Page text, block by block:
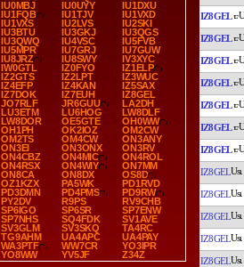
IU0MBJ
IU0UYY
IU1DXU
IU1FQB
IU1TJV
IU1VXD
IU1VXS
IU2LVS
IU2SKI
IU3BTU
IU3GKJ
IU3QGS
IU3QWQ
IU4VSC
IU5FVB
IU5MPR
IU7GRJ
IU7GUW
IU8JRZ
IU8SWY
IV3XYC
IW0GTL
IZ0FYO
IZ1ELP
IZ2GTS
IZ2LPT
IZ3WUC
IZ4EFP
IZ4KAN
IZ5SAX
IZ7DOK
IZ7EUH
IZ8GEL
JO7RLF
JR6GUU
LA2DH
LU3ETM
LU6HOG
LW8DLF
LW8DOR
OE5GTE
OH0WW
OH1PH
OK2IOZ
OM2CW
OM2TS
OM4CW
ON3ANY
ON3EI
ON3ONX
ON3RV
ON4CBZ
ON4MIC
ON4ROL
ON4RSX
ON4WIY
ON7MM
ON8CA
ON8DX
OS8D
OZ1KZX
PA5WK
PD1RVD
PD3DMN
PD4PMS
PD9RW
PY2DV
R9PS
RV9CHB
SP6IGO
SP6SR
SP7ENW
SP7NHS
SQ4FDK
SV1AVE
SV3GLM
SV3SKQ
TA4RC
TG9AHM
UA4APC
UA4PAY
WA3PTF
WW7CR
YO3IPR
YO8WW
YV5JF Z34Z
IZ8GEL
IZ8GEL
IZ8GEL
IZ8GEL
IZ8GEL
IZ8GEL
IZ8GEL
IZ8GEL
IZ8GEL
IZ8GEL
IZ8GEL
IZ8GEL